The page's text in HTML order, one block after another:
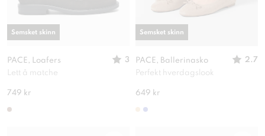
PACE, Loafers
3
Lett å matche
749 kr
Semsket skinn
PACE, Ballerinasko
2.7
Perfekt hverdagslook
649 kr
Semsket skinn